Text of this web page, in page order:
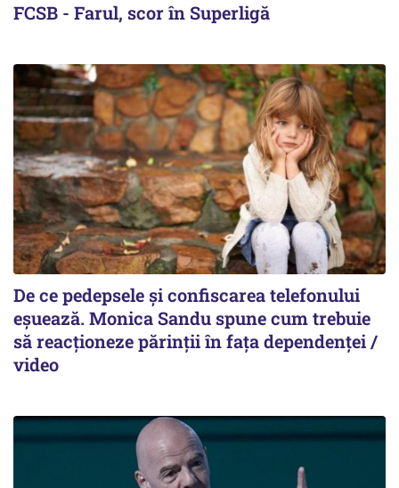
FCSB - Farul, scor în Superligă
De ce pedepsele și confiscarea telefonului
eșuează. Monica Sandu spune cum trebuie
să reacționeze părinții în fața dependenței /
video